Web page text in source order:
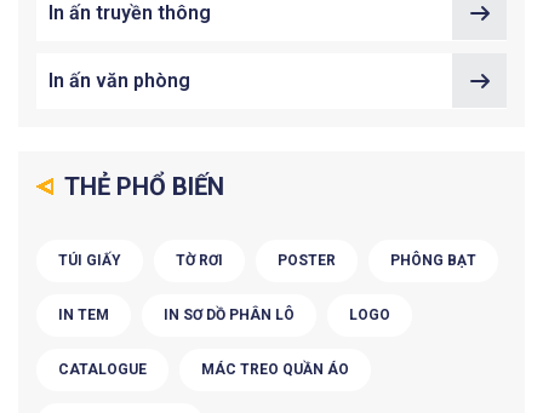
In ấn truyền thông
In ấn văn phòng
THẺ PHỔ BIẾN
TÚI GIẤY TỜ RƠI POSTER PHÔNG BẠT
IN TEM IN SƠ DỒ PHÂN LÔ LOGO
CATALOGUE MÁC TREO QUẦN ÁO